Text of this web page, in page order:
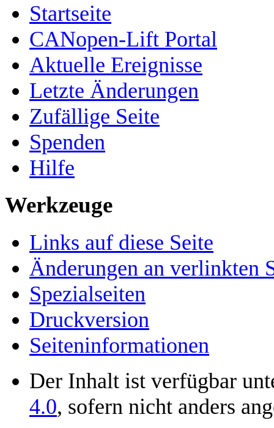
Startseite
CANopen-Lift Portal
Aktuelle Ereignisse
Letzte Änderungen
Zufällige Seite
Spenden
Hilfe
Werkzeuge
Links auf diese Seite
Änderungen an verlinkten
Spezialseiten
Druckversion
Seiten­­informationen
Der Inhalt ist verfügbar
4.0, sofern nicht anders